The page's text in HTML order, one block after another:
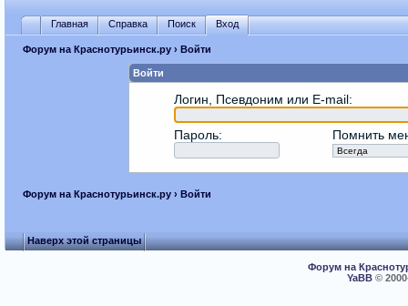
Главная Справка Поиск Вход
Форум на Краснотурьинск.ру› Войти
Войти
Логин, Псевдоним или E-mail:
Пароль: Помнить
Форум на Краснотурьинск.ру› Войти
Наверх этой страницы
Форум на
YaBB©